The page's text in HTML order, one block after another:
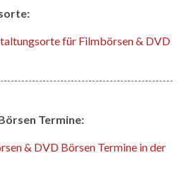
für Filmbörsen & DVD
Termine:
& DVD Börsen Termine in der